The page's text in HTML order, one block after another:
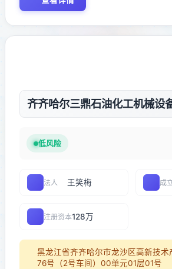
低风险
法人 王笑梅 成
注册资本128万
黑龙江省齐齐哈尔市龙沙区高新技术
76号（2号车间）00单元01层01号